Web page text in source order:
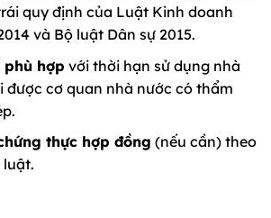
quy định của Luật Kinh doanh
và Bộ luật Dân sự 2015.
phù hợp với thời hạn sử dụng nhà
cơ quan nhà nước có thẩm
thực hợp đồng (nếu cần) theo
luật.